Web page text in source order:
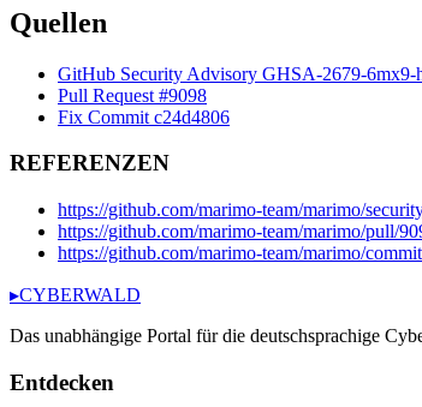
Quellen
GitHub Security Advisory GHSA-2679-6mx9-
Pull Request #9098
Fix Commit c24d4806
REFERENZEN
https://github.com/marimo-team/marimo/
https://github.com/marimo-team/marimo/pull/
https://github.com/marimo-team/marimo/
▸CYBERWALD
Das unabhängige Portal für die deutschsprachige
Entdecken